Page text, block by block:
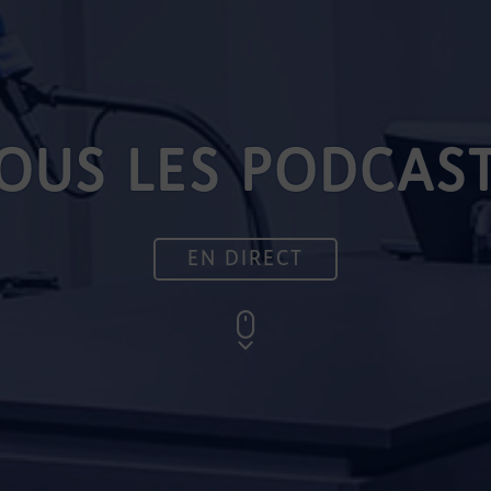
LES
EN DIRECT